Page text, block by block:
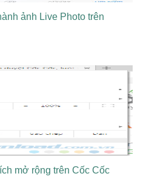
ảnh Live Photo trên
mở rộng trên Cốc Cốc